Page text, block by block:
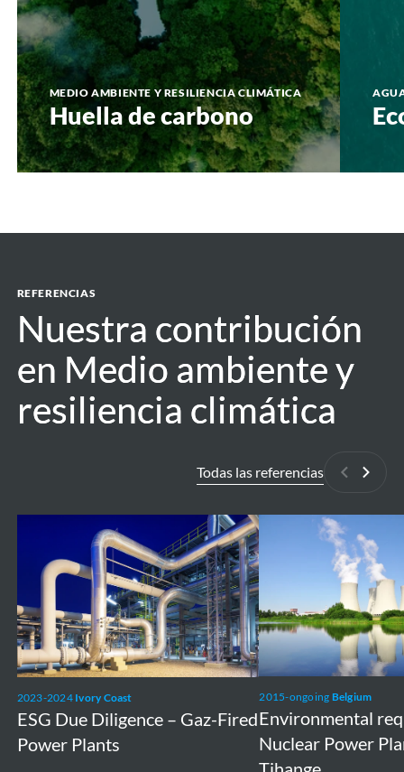
MEDIO AMBIENTE Y RESILIENCIA CLIMÁTICA
Huella de carbono
REFERENCIAS
Nuestra contribución
en Medio ambiente y
resiliencia climática
Nuestra contribución
en Medio ambiente y
resiliencia climática
Todas las referencias
Anterior
2023-2024 Ivory Coast
ESG Due Diligence – Gaz-Fired
Power Plants
Diligence
–
Gaz-
Fired
Power
Plants
2015-ongoing Belgium
Environmental
Nuclear Power
Environmental
requirements
Nuclear
Power
Plants
Doel
and
Tihange